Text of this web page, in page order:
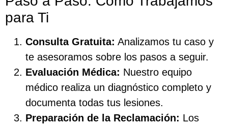
para Ti
Consulta Gratuita: Analizamos tu caso y
te asesoramos sobre los pasos a seguir.
Evaluación Médica: Nuestro equipo
médico realiza un diagnóstico completo y
documenta todas tus lesiones.
Preparación de la Reclamación: Los